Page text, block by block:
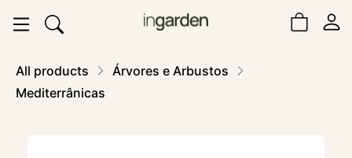
All products
Árvores e Arbustos
Mediterrânicas